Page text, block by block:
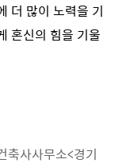
더 많이 노력을 기
혼신의 힘을 기울
축사사무소<경기